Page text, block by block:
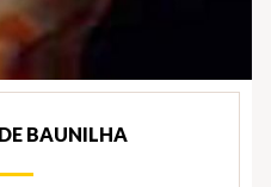
BAUNILHA